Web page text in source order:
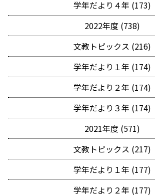
学年だより４年 (173)
2022年度 (738)
文教トピックス (216)
学年だより１年 (174)
学年だより２年 (174)
学年だより３年 (174)
2021年度 (571)
文教トピックス (217)
学年だより１年 (177)
学年だより２年 (177)